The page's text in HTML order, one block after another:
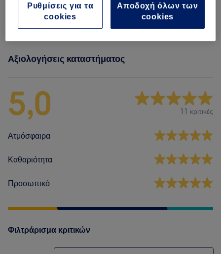
Θεραπείες Μαλλιών
Αξιολογήσεις καταστήματος
5,0 11 κριτικές
Ατμόσφαιρα
Καθαριότητα
Προσωπικό
Φιλτράρισμα κριτικών
Αποδοχή όλων των
cookies
Ρυθμίσεις για τα
cookies